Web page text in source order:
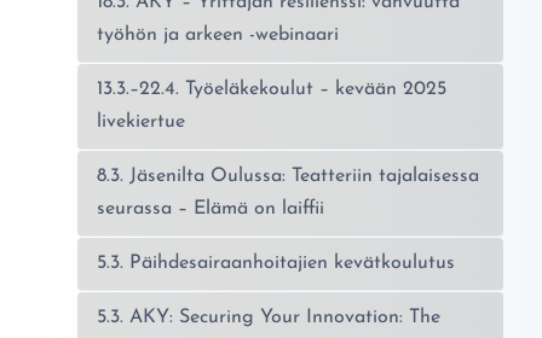
työhön ja arkeen -webinaari
13.3.–22.4. Työeläkekoulut – kevään 2025
livekiertue
8.3. Jäsenilta Oulussa: Teatteriin tajalaisessa
seurassa – Elämä on laiffii
5.3. Päihdesairaanhoitajien kevätkoulutus
5.3. AKY: Securing Your Innovation: The